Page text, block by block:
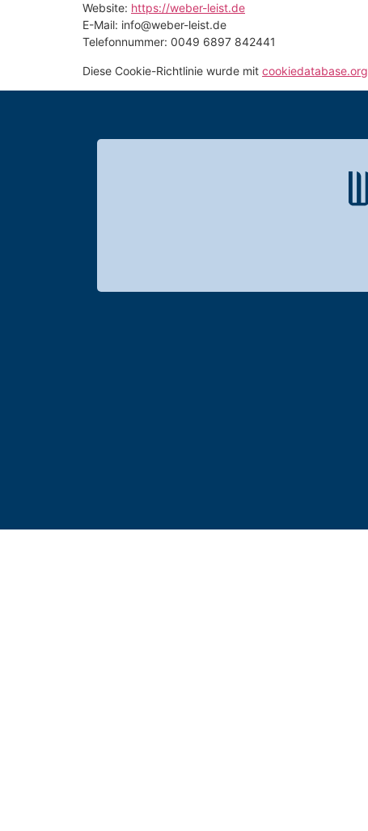
Website: https://weber-leist.de
E-Mail: info@weber-leist.de
Telefonnummer: 0049 6897 842441
Diese Cookie-Richtlinie wurde mit cookiedatabase.org